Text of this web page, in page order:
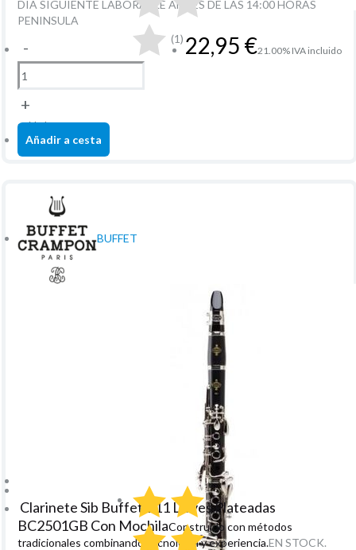
(1)
DIA SIGUIENTE LABORABLE ANTES DE LAS 14:00 HORAS
PENINSULA
22,95 €21.00% IVA incluido
-
+
unidad
Añadir a cesta
BUFFET
Clarinete Sib Buffet E11 Llaves Plateadas
BC2501GB Con MochilaConstruido con métodos
tradicionales combinando tecnología y experiencia.EN STOCK.